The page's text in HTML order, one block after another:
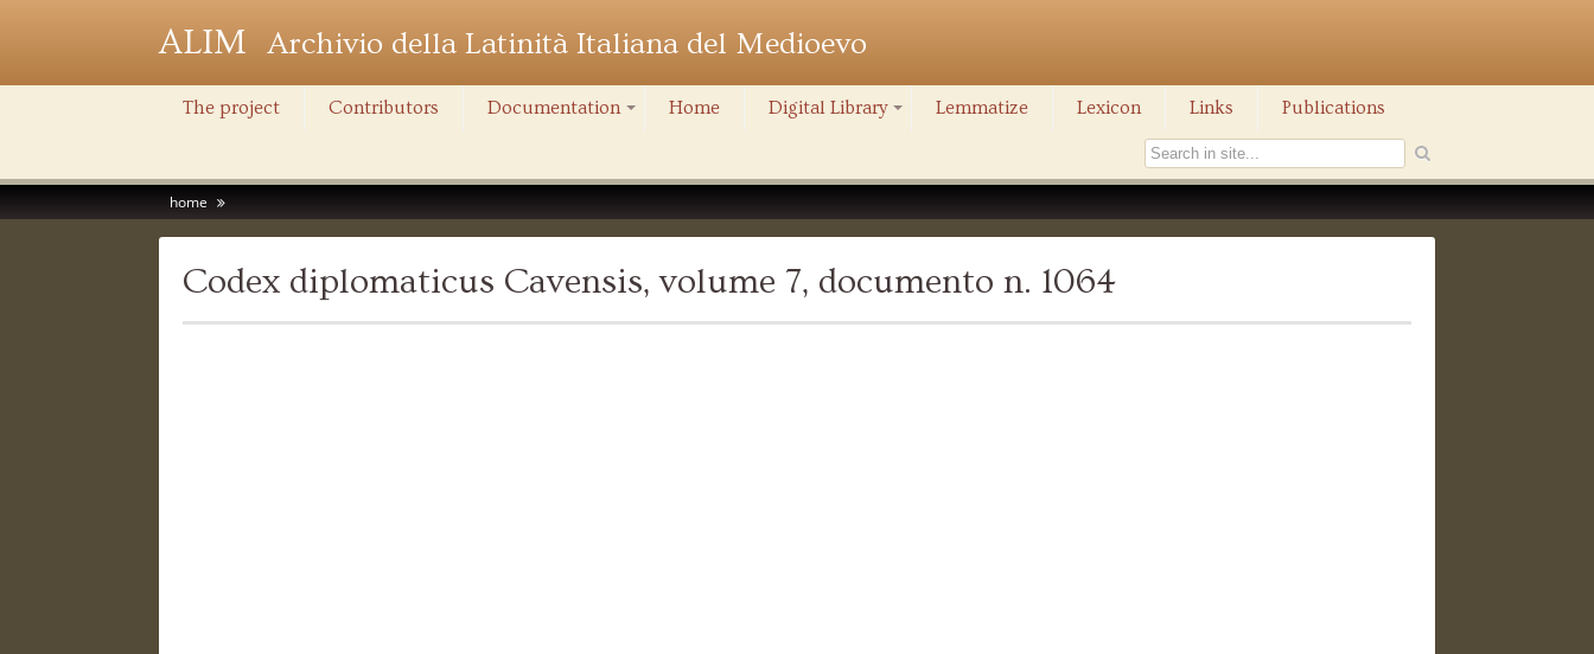
ALIM Archivio della Latinità Italiana del Medioevo
The project Contributors Documentation Home Digital Library Lemmatize Lexicon Links Publications
home
Codex diplomaticus Cavensis, volume 7, documento n. 1064